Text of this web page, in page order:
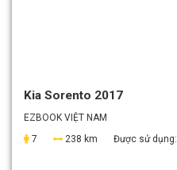
Kia Sorento 2017
EZBOOK VIỆT NAM
7
238 km Được sử dụng: